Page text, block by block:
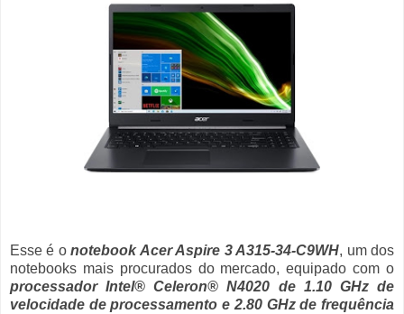
Esse é onotebook Acer Aspire 3 A315-34-C9WH, um dos
notebooks mais procurados do mercado, equipado com o
processador Intel® Celeron® N4020 de 1.10 GHz de
velocidade de processamento e 2.80 GHz de frequência